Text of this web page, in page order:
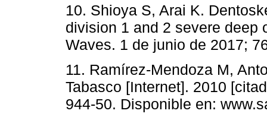
10. Shioya S, Arai K.
division 1 and 2 severe deep
Waves. 1 de junio de 2017;
11. Ramírez-Mendoza M,
Tabasco [Internet]. 2010
944-50. Disponible en: